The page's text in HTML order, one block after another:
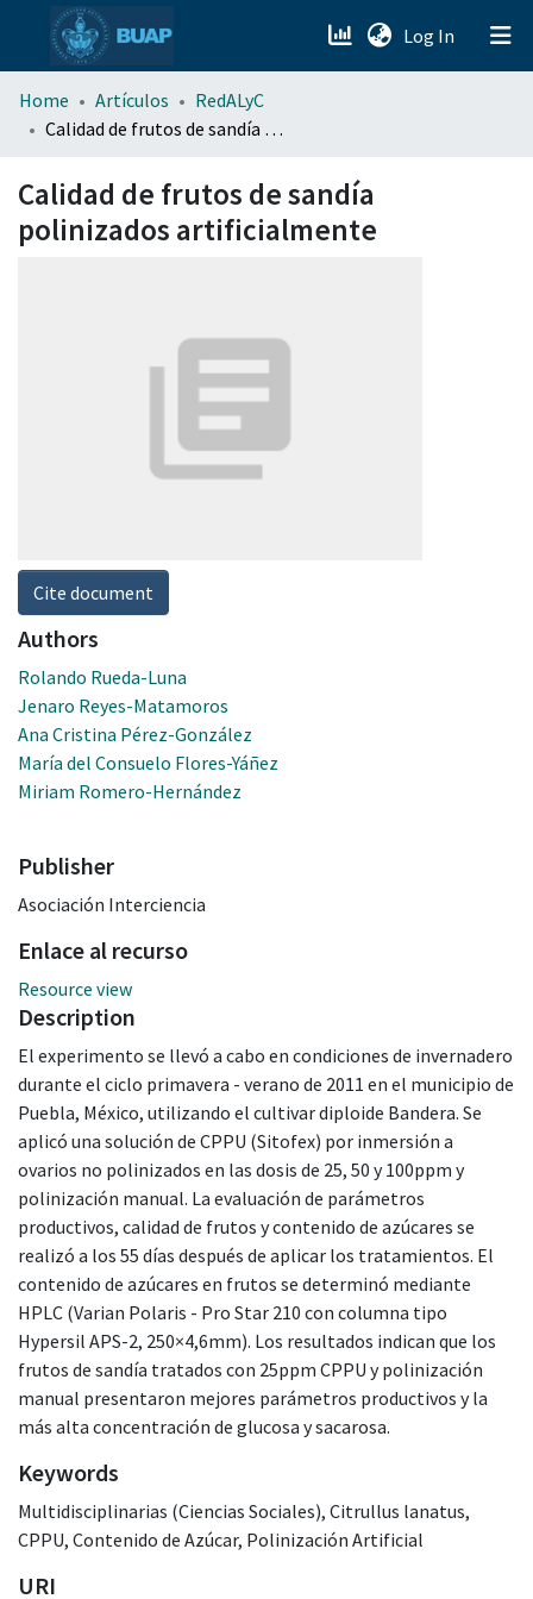
Log In (current)
menu.section.about_menu
Home Artículos
RedALyC
Calidad de frutos de sandía polinizados artificialmente
Calidad de frutos de sandía
polinizados artificialmente
Cite document
Authors
Rolando Rueda-Luna
Jenaro Reyes-Matamoros
Ana Cristina Pérez-González
María del Consuelo Flores-Yáñez
Miriam Romero-Hernández
Publisher
Asociación Interciencia
Enlace al recurso
Resource view
Description
El experimento se llevó a cabo en condiciones de invernadero
durante el ciclo primavera - verano de 2011 en el municipio de
Puebla, México, utilizando el cultivar diploide Bandera. Se
aplicó una solución de CPPU (Sitofex) por inmersión a
ovarios no polinizados en las dosis de 25, 50 y 100ppm y
polinización manual. La evaluación de parámetros
productivos, calidad de frutos y contenido de azúcares se
realizó a los 55 días después de aplicar los tratamientos. El
contenido de azúcares en frutos se determinó mediante
HPLC (Varian Polaris - Pro Star 210 con columna tipo
Hypersil APS-2, 250×4,6mm). Los resultados indican que los
frutos de sandía tratados con 25ppm CPPU y polinización
manual presentaron mejores parámetros productivos y la
más alta concentración de glucosa y sacarosa.
Keywords
Multidisciplinarias (Ciencias Sociales), Citrullus lanatus,
CPPU, Contenido de Azúcar, Polinización Artificial
URI